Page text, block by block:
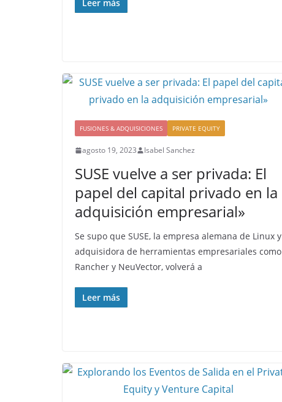
Leer más
FUSIONES & ADQUISICIONES PRIVATE EQUITY
agosto 19, 2023 Isabel Sanchez
SUSE vuelve a ser privada: El
papel del capital privado en la
adquisición empresarial»
Se supo que SUSE, la empresa alemana de Linux y
adquisidora de herramientas empresariales como
Rancher y NeuVector, volverá a
Leer más